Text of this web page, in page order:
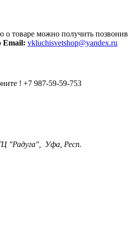
товаре можно получить позвонив
Email: vkluchisvetshop@yandex.ru
! +7 987-59-59-753
"Радуга", Уфа, Респ.